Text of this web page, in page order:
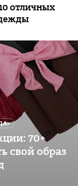
отличных
70+
свой образ